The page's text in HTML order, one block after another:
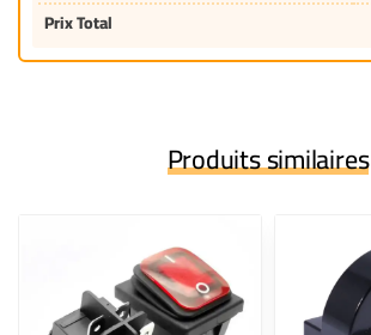
Prix Total
Produits similaires